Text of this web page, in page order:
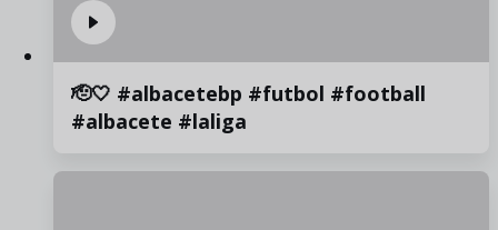
🫡🤍 #albacetebp #futbol #football
#albacete #laliga